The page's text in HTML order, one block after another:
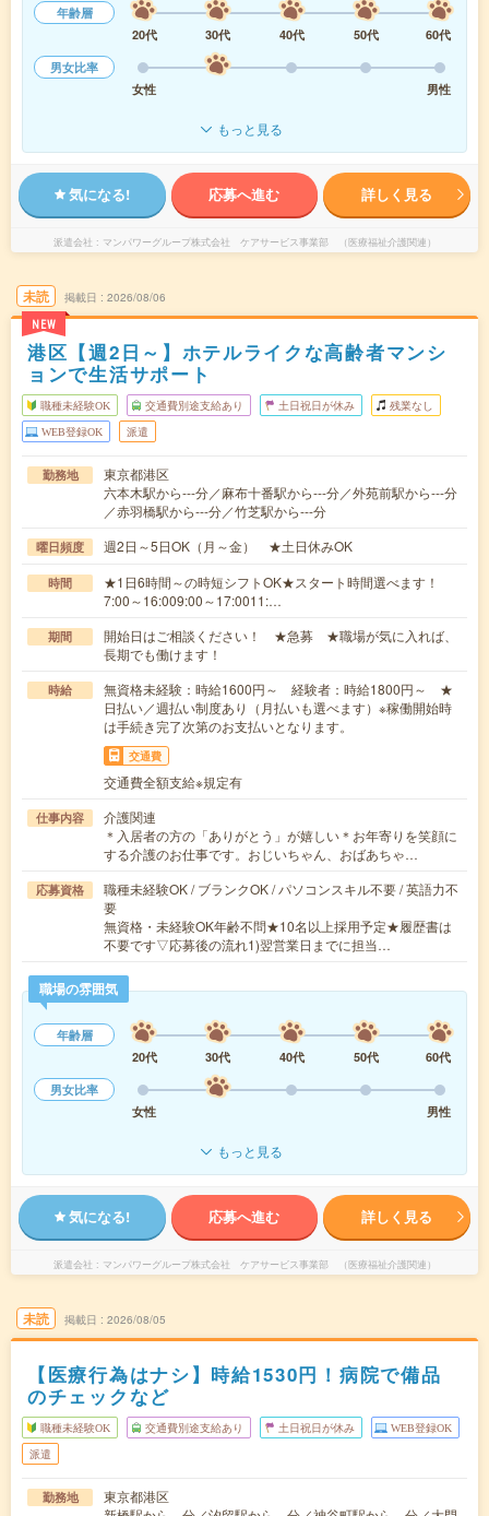
年齢層
20代
30代 40代 50代
60代
男女比率
女性
男性
もっと見る
気になる! 応募へ進む 詳しく見る
派遣会社 マンパワーグループ株式会社 ケアサービス事業部 （医療福祉介護関連）
未読
NEW
掲載日 2026/08/06
港区【週2日～】ホテルライクな高齢者マンシ
ョンで生活サポート
職種未経験OK 交通費別途支給あり 土日祝日が休み 残業なし
WEB登録OK 派遣
勤務地
東京都港区
六本木駅から---分／麻布十番駅から---分／外苑前駅から---分
／赤羽橋駅から---分／竹芝駅から---分
曜日頻度 週2日～5日OK（月～金） ★土日休みOK
時間
★1日6時間～の時短シフトOK★スタート時間選べます！
7:00～16:009:00～17:0011:…
期間
開始日はご相談ください！ ★急募 ★職場が気に入れば、
長期でも働けます！
時給
無資格未経験：時給1600円～ 経験者：時給1800円～ ★
日払い／週払い制度あり（月払いも選べます）※稼働開始時
は手続き完了次第のお支払いとなります。
交通費
交通費全額支給※規定有
仕事内容
介護関連
＊入居者の方の「ありがとう」が嬉しい＊お年寄りを笑顔に
する介護のお仕事です。おじいちゃん、おばあちゃ…
応募資格
職種未経験OK / ブランクOK / パソコンスキル不要 / 英語力不
要
無資格・未経験OK年齢不問★10名以上採用予定★履歴書は
不要です▽応募後の流れ1)翌営業日までに担当…
職場の雰囲気
年齢層
20代
30代 40代 50代
60代
男女比率
女性
男性
もっと見る
気になる! 応募へ進む 詳しく見る
派遣会社 マンパワーグループ株式会社 ケアサービス事業部 （医療福祉介護関連）
未読 掲載日 2026/08/05
【医療行為はナシ】時給1530円！病院で備品
のチェックなど
職種未経験OK 交通費別途支給あり 土日祝日が休み WEB登録OK
派遣
勤務地
東京都港区